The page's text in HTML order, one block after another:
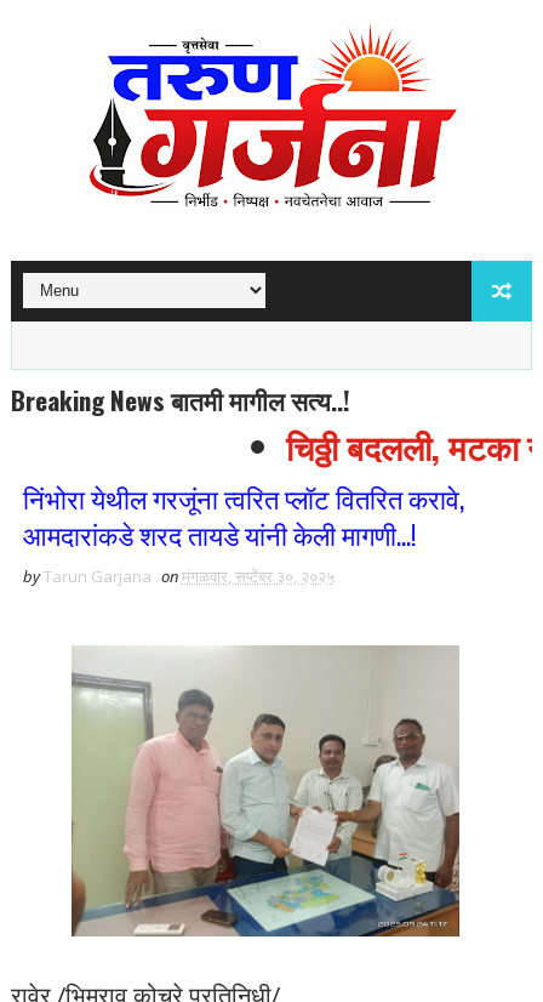
Breaking News बातमी मागील सत्य..!
चिठ्ठी बदलली, मटका
निंभोरा येथील गरजूंना त्वरित प्लॉट वितरित करावे,
आमदारांकडे शरद तायडे यांनी केली मागणी...!
byTarun Garjana onमंगळवार, सप्टेंबर ३०, २०२५
रावेर /भिमराव कोचुरे प्रतिनिधी/